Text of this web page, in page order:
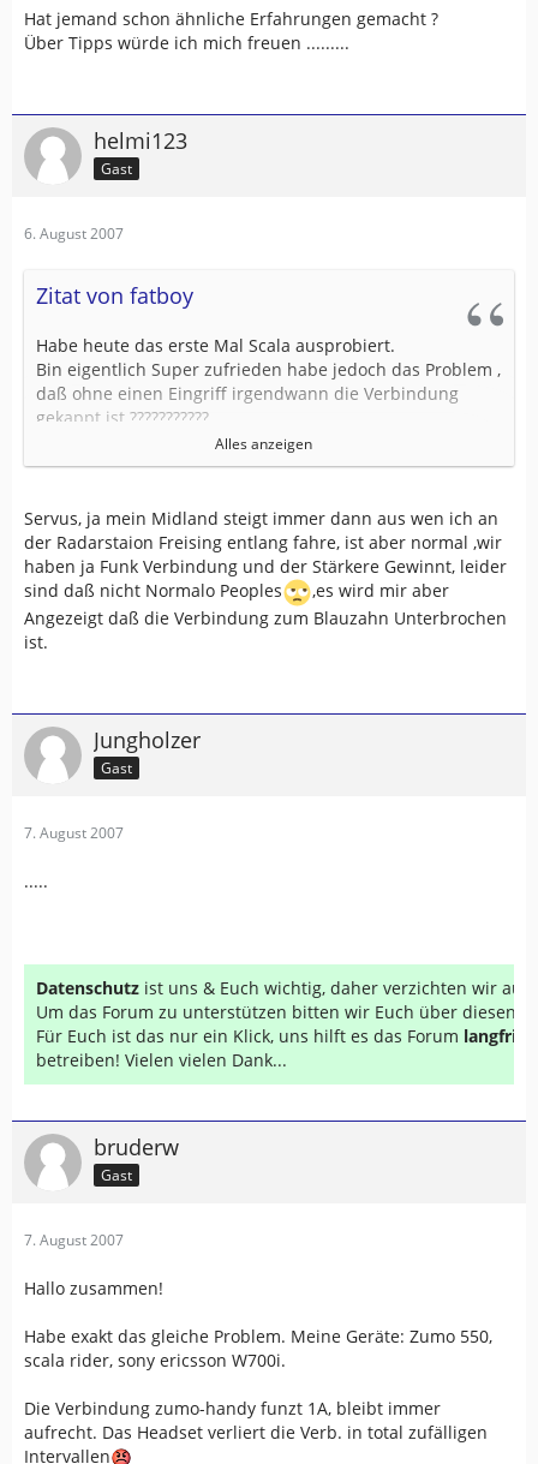
Hat jemand schon ähnliche Erfahrungen gemacht ?
Über Tipps würde ich mich freuen .........
helmi123
Gast
6. August 2007
Zitat von fatboy
Habe heute das erste Mal Scala ausprobiert.
Bin eigentlich Super zufrieden habe jedoch das Problem ,
daß ohne einen Eingriff irgendwann die Verbindung
gekappt ist ???????????
Ist heute mal nach ca 40 Min mal nach ca 60 Min passiert
"Gerät hinzufügen" , nach versetzen auf "Scala Rider" ist
wieder alles i.O ????;)
Habe heute nochmal Geräteverbindung nach "Entfernen
" und "neuverbinden" nochmal neu aufgebaut ..............
Über Tipps würde ich mich freuen .........
Alles anzeigen
Servus, ja mein Midland steigt immer dann aus wen ich an
der Radarstaion Freising entlang fahre, ist aber normal ,wir
haben ja Funk Verbindung und der Stärkere Gewinnt, leider
sind daß nicht Normalo Peoples
,es wird mir aber
Angezeigt daß die Verbindung zum Blauzahn Unterbrochen
ist.
Jungholzer
Gast
7. August 2007
.....
Datenschutz ist uns & Euch wichtig, daher verzichten wir auf
Um das Forum zu unterstützen bitten wir Euch über diesen
Für Euch ist das nur ein Klick, uns hilft es das Forum
betreiben! Vielen vielen Dank...
bruderw
Gast
7. August 2007
Hallo zusammen!
Habe exakt das gleiche Problem. Meine Geräte: Zumo 550,
scala rider, sony ericsson W700i.
Die Verbindung zumo-handy funzt 1A, bleibt immer
aufrecht. Das Headset verliert die Verb. in total zufälligen
Intervallen